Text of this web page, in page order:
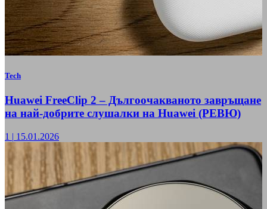
Tech
Huawei FreeClip 2 – Дългоочакваното завръщане
на най-добрите слушалки на Huawei (РЕВЮ)
1 | 15.01.2026